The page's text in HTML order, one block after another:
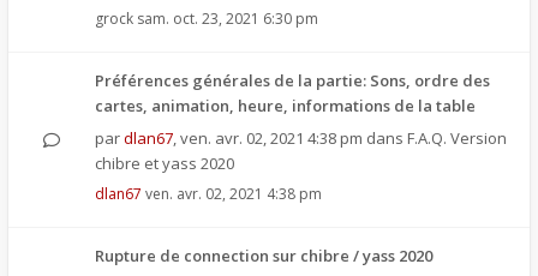
grock sam. oct. 23, 2021 6:30 pm
Préférences générales de la partie: Sons, ordre des
cartes, animation, heure, informations de la table
pardlan67,ven. avr. 02, 2021 4:38 pm dans F.A.Q. Version
chibre et yass 2020
dlan67 ven. avr. 02, 2021 4:38 pm
Rupture de connection sur chibre / yass 2020